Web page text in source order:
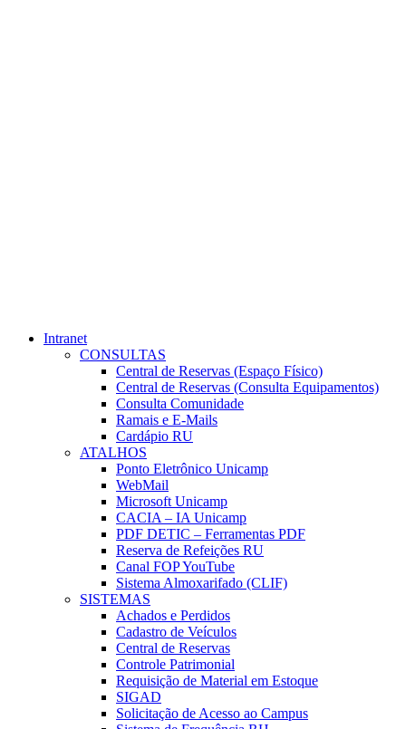
Intranet
CONSULTAS
Central de Reservas (Espaço Físico)
Central de Reservas (Consulta Equipamentos)
Consulta Comunidade
Ramais e E-Mails
Cardápio RU
ATALHOS
Ponto Eletrônico Unicamp
WebMail
Microsoft Unicamp
CACIA – IA Unicamp
PDF DETIC – Ferramentas PDF
Reserva de Refeições RU
Canal FOP YouTube
Sistema Almoxarifado (CLIF)
SISTEMAS
Achados e Perdidos
Cadastro de Veículos
Central de Reservas
Controle Patrimonial
Requisição de Material em Estoque
SIGAD
Solicitação de Acesso ao Campus